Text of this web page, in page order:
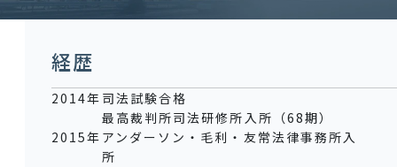
経歴
2014年 司法試験合格
最高裁判所司法研修所入所（68期）
2015年 アンダーソン・毛利・友常法律事務所入
所